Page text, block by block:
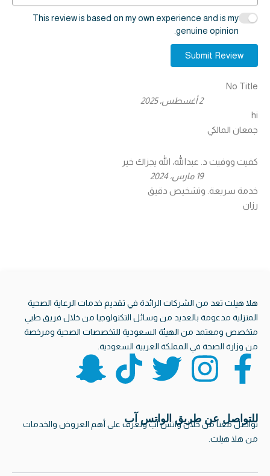
This review is based on my own experience and is my
genuine opinion.
Submit Review
No Title
2 أغسطس، 2025
hi
جمعان المالكي
كفيت ووفيت د. عبدالله، الله يجزاك خير
19 مارس، 2024
خدمة سريعة. وتشخيص دقيق
رزان
هلا هيلث تعد من الشركات الرائدة في تقديم خدمات الرعاية الصحية
المنزلية مدعومة بالعديد من وسائل التكنولوجيا من خلال فريق طبي
متخصص ومعتمد من الهيئة السعودية للتخصصات الصحية ومرخصة
من وزارة الصحة في المملكة العربية السعودية.
F
c
I
s
T
i
T
k
S
a
للتواصل عن طريق الواتس آب
تواصل معنا من خلال واتس آب وتعرف على أهم العروض والخدمات
من هلا هيلث.